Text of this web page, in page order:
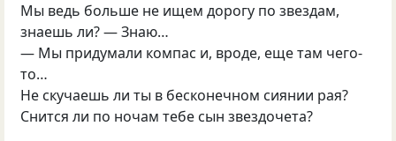
Мы ведь больше не ищем дорогу по звездам,
знаешь ли? — Знаю…
— Мы придумали компас и, вроде, еще там чего-
то…
Не скучаешь ли ты в бесконечном сиянии рая?
Снится ли по ночам тебе сын звездочета?